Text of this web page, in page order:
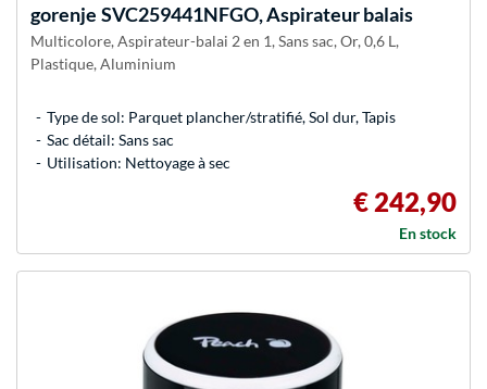
gorenje SVC259441NFGO, Aspirateur balais
Multicolore, Aspirateur-balai 2 en 1, Sans sac, Or, 0,6 L,
Plastique, Aluminium
Type de sol: Parquet plancher/stratifié, Sol dur, Tapis
Sac détail: Sans sac
Utilisation: Nettoyage à sec
€ 242,90
En stock